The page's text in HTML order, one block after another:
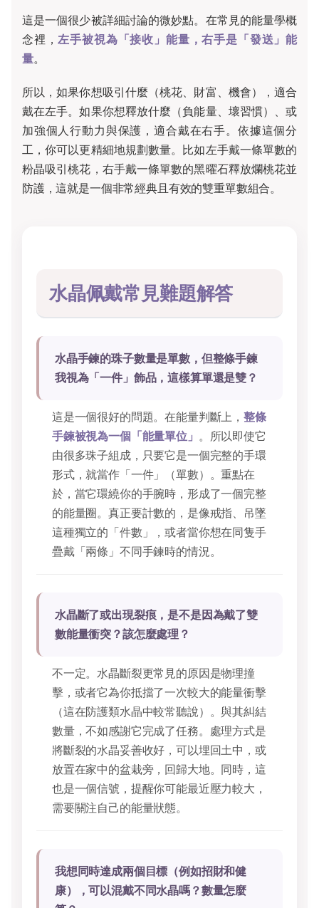
這是一個很少被詳細討論的微妙點。在常見的能量學概
念裡， 左手被視為「接收」能量，右手是「發送」能
量。
所以，如果你想吸引什麼（桃花、財富、機會），適合
戴在左手。如果你想釋放什麼（負能量、壞習慣）、或
加強個人行動力與保護，適合戴在右手。依據這個分
工，你可以更精細地規劃數量。比如左手戴一條單數的
粉晶吸引桃花，右手戴一條單數的黑曜石釋放爛桃花並
防護，這就是一個非常經典且有效的雙重單數組合。
水晶佩戴常見難題解答
水晶手鍊的珠子數量是單數，但整條手鍊
我視為「一件」飾品，這樣算單還是雙？
這是一個很好的問題。在能量判斷上，整條
手鍊被視為一個「能量單位」 。所以即使它
由很多珠子組成，只要它是一個完整的手環
形式，就當作「一件」（單數）。重點在
於，當它環繞你的手腕時，形成了一個完整
的能量圈。真正要計數的，是像戒指、吊墜
這種獨立的「件數」，或者當你想在同隻手
疊戴「兩條」不同手鍊時的情況。
水晶斷了或出現裂痕，是不是因為戴了雙
數能量衝突？該怎麼處理？
不一定。水晶斷裂更常見的原因是物理撞
擊，或者它為你抵擋了一次較大的能量衝擊
（這在防護類水晶中較常聽說）。與其糾結
數量，不如感謝它完成了任務。處理方式是
將斷裂的水晶妥善收好，可以埋回土中，或
放置在家中的盆栽旁，回歸大地。同時，這
也是一個信號，提醒你可能最近壓力較大，
需要關注自己的能量狀態。
我想同時達成兩個目標（例如招財和健
康），可以混戴不同水晶嗎？數量怎麼